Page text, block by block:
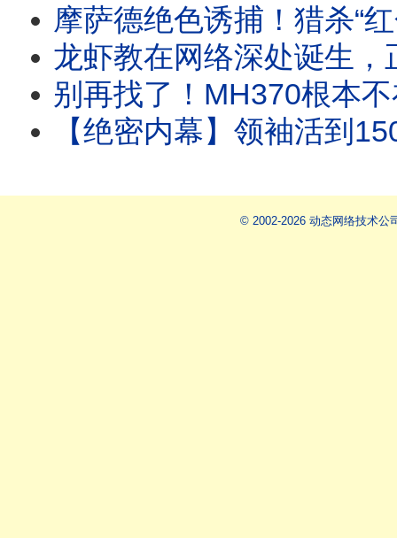
摩萨德绝色诱捕！猎杀“红色王子”，潜伏伊朗
龙虾教在网络深处诞生，正演变
别再找了！MH370根本不在海里？揭秘
【绝密内幕】领袖活到150岁是真的！李嘉诚亲
© 2002-2026 动态网络技术公